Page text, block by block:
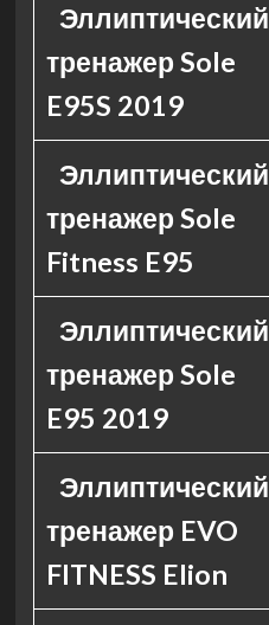
Эллиптический
тренажер Sole
E95S 2019
Эллиптический
тренажер Sole
Fitness E95
Эллиптический
тренажер Sole
E95 2019
Эллиптический
тренажер EVO
FITNESS Elion